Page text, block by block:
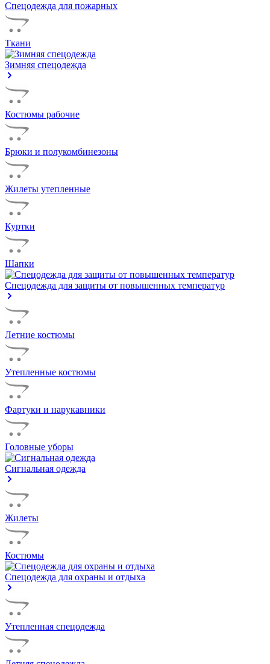
Спецодежда для пожарных
Ткани
Зимняя спецодежда
Костюмы рабочие
Брюки и полукомбинезоны
Жилеты утепленные
Куртки
Шапки
Спецодежда для защиты от повышенных температур
Летние костюмы
Утепленные костюмы
Фартуки и нарукавники
Головные уборы
Сигнальная одежда
Жилеты
Костюмы
Спецодежда для охраны и отдыха
Утепленная спецодежда